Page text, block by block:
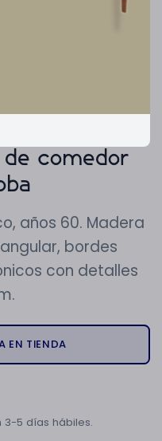
de comedor
años 60. Madera
bordes
con detalles
EN TIENDA
5 días hábiles.